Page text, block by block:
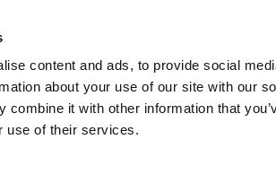
content and ads, to provide social
about your use of our site with our
combine it with other information that
use of their services.
Ollas y sartenes